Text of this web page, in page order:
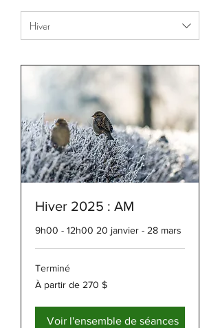
Hiver
Hiver 2025 : AM
9h00 - 12h00 20 janvier - 28 mars
Terminé
À
partir
À partir de 270 $
Voir l'ensemble de séances